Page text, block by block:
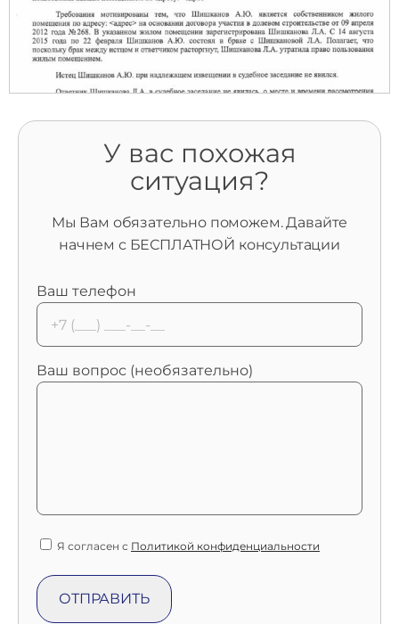
У вас похожая
ситуация?
Мы Вам обязательно поможем. Давайте
начнем с БЕСПЛАТНОЙ консультации
Ваш телефон
Ваш вопрос (необязательно)
Я согласен с Политикой конфиденциальности